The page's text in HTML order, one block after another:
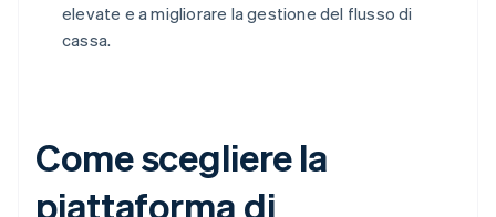
elevate e a migliorare la gestione del flusso di
cassa.
Come scegliere la
piattaforma di